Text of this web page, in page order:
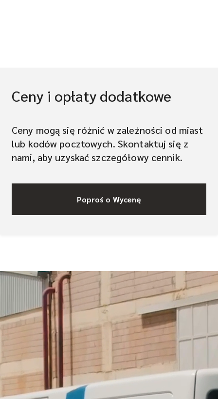
Ceny i opłaty dodatkowe
Ceny mogą się różnić w zależności od miast
lub kodów pocztowych. Skontaktuj się z
nami, aby uzyskać szczegółowy cennik.
Poproś o Wycenę